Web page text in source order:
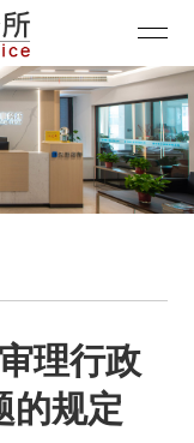
理行政
的规定